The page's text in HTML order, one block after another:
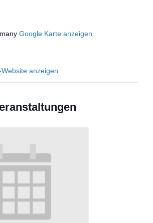
Google Karte anzeigen
anzeigen